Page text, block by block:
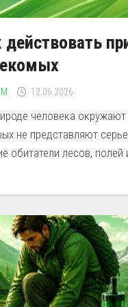
действовать
12.06.2026
человека
не представляют
обитатели лесов, полей